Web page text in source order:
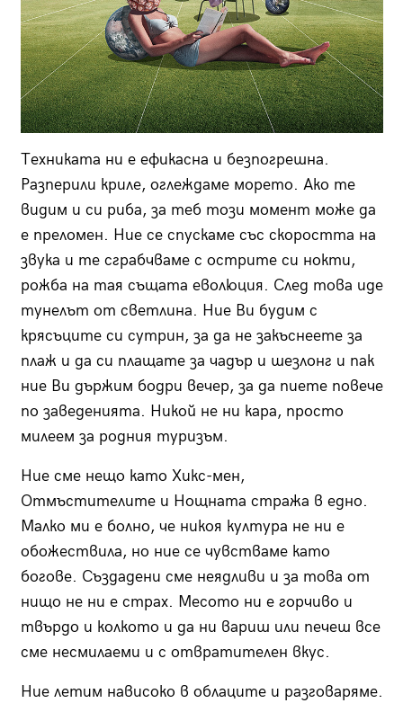
Техниката ни е ефикасна и безпогрешна.
Разперили криле, оглеждаме морето. Ако те
видим и си риба, за теб този момент може да
е преломен. Ние се спускаме със скоростта на
звука и те сграбчваме с острите си нокти,
рожба на тая същата еволюция. След това иде
тунелът от светлина. Ние Ви будим с
крясъците си сутрин, за да не закъснеете за
плаж и да си плащате за чадър и шезлонг и пак
ние Ви държим бодри вечер, за да пиете повече
по заведенията. Никой не ни кара, просто
милеем за родния туризъм.
Ние сме нещо като Хикс-мен,
Отмъстителите и Нощната стража в едно.
Малко ми е болно, че никоя култура не ни е
обожествила, но ние се чувстваме като
богове. Създадени сме неядливи и за това от
нищо не ни е страх. Месото ни е горчиво и
твърдо и колкото и да ни вариш или печеш все
сме несмилаеми и с отвратителен вкус.
Ние летим нависоко в облаците и разговаряме.